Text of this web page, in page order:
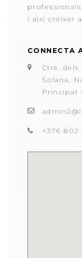
i així créixer
CONNECTA
Ctra. dels
Solana,
Principat
+376 802